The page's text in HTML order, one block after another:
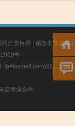
站分类目录 | 精选推荐文章|
号
说明，我们
及商业合作